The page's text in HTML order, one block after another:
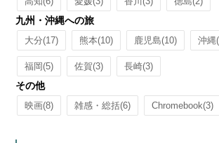
九州・沖縄への旅
大分(17) 熊本(10) 鹿児島(10) 沖縄
福岡(5) 佐賀(3) 長崎(3)
その他
映画(8) 雑感・総括(6) Chromebook(3)